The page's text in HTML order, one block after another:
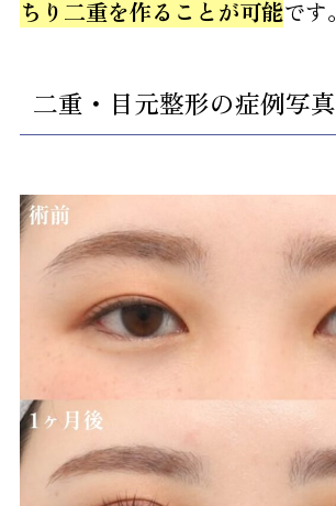
ちり二重を作ることが可能です。
二重・目元整形の症例写真